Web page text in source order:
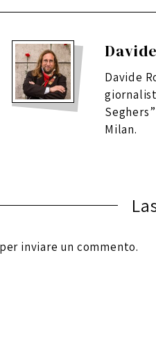
Davide
Milan.
per inviare un commento.